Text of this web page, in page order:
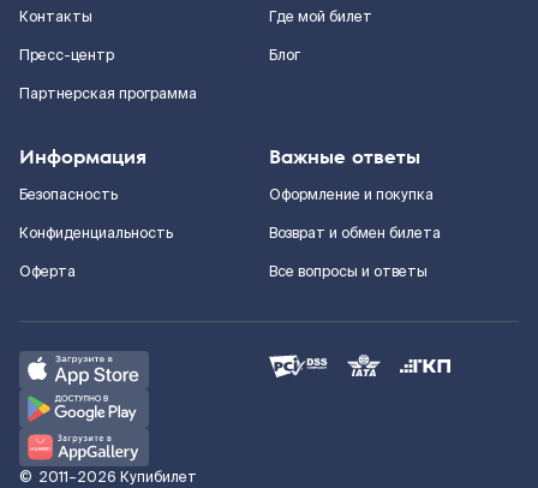
Контакты
Пресс-центр
Партнерская программа
Где мой билет
Блог
Информация
Безопасность
Конфиденциальность
Оферта
Важные ответы
Оформление и покупка
Возврат и обмен билета
Все вопросы и ответы
© 2011–2026 Купибилет